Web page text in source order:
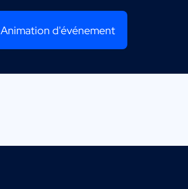
d'événement